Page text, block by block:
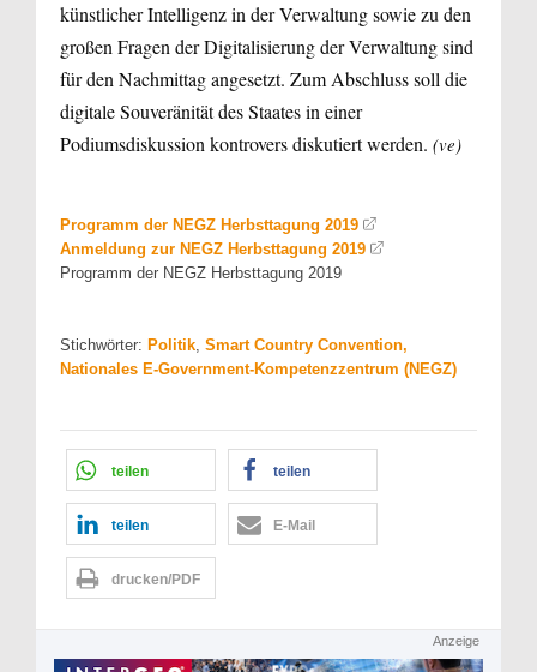
künstlicher Intelligenz in der Verwaltung sowie zu den
großen Fragen der Digitalisierung der Verwaltung sind
für den Nachmittag angesetzt. Zum Abschluss soll die
digitale Souveränität des Staates in einer
Podiumsdiskussion kontrovers diskutiert werden. (ve)
Programm der NEGZ Herbsttagung 2019
Anmeldung zur NEGZ Herbsttagung 2019
Programm der NEGZ Herbsttagung 2019
Stichwörter: Politik, Smart Country Convention,
Nationales E-Government-Kompetenzzentrum (NEGZ)
teilen teilen
teilen E-Mail
drucken/PDF
Anzeige